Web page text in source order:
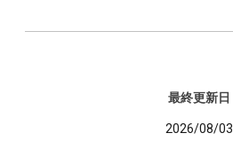
最終更新日
2026/08/03